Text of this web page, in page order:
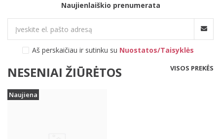
Naujienlaiškio prenumerata
Aš perskaičiau ir sutinku su Nuostatos/Taisyklės
NESENIAI ŽIŪRĖTOS VISOS PREKĖS
Naujiena